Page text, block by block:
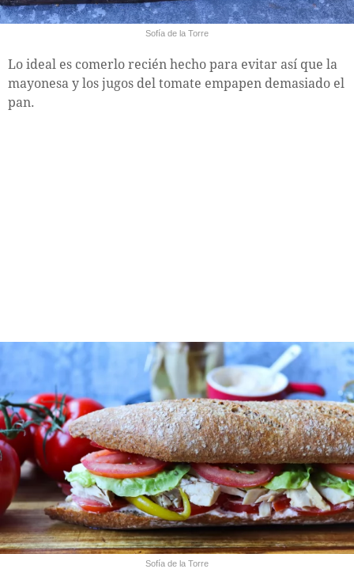
Sofía de la Torre
Lo ideal es comerlo recién hecho para evitar así que la
mayonesa y los jugos del tomate empapen demasiado el
pan.
Sofía de la Torre